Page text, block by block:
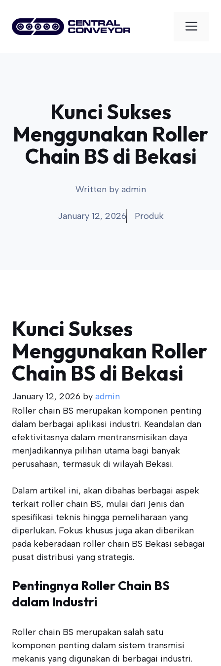
content
Kunci Sukses
Menggunakan Roller
Chain BS di Bekasi
Written by admin
January 12, 2026 Produk
Kunci Sukses
Menggunakan Roller
Chain BS di Bekasi
January 12, 2026 by admin
Roller chain BS merupakan komponen penting
dalam berbagai aplikasi industri. Keandalan dan
efektivitasnya dalam mentransmisikan daya
menjadikannya pilihan utama bagi banyak
perusahaan, termasuk di wilayah Bekasi.
Dalam artikel ini, akan dibahas berbagai aspek
terkait roller chain BS, mulai dari jenis dan
spesifikasi teknis hingga pemeliharaan yang
diperlukan. Fokus khusus juga akan diberikan
pada keberadaan roller chain BS Bekasi sebagai
pusat distribusi yang strategis.
Pentingnya Roller Chain BS
dalam Industri
Roller chain BS merupakan salah satu
komponen penting dalam sistem transmisi
mekanis yang digunakan di berbagai industri.